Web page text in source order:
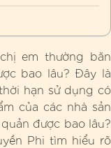
em thường băn
bao lâu? Đây là
hạn sử dụng có
của các nhà sản
được bao lâu?
Phi tìm hiểu rõ